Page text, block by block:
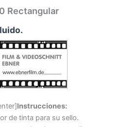
Rectangular
Instrucciones:
de tinta para su sello.